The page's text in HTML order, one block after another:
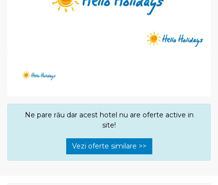
Ne pare rău dar acest hotel nu are oferte active in
site!
Vezi oferte similare >>